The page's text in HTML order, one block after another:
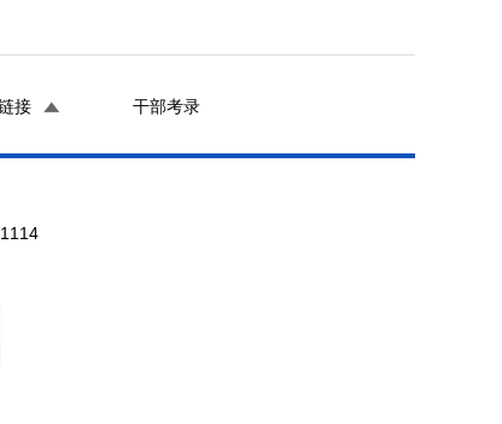
接 干部考录